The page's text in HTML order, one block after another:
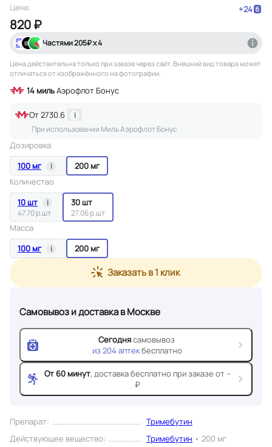
Препарат:
Тримебутин
Действующее вещество: Тримебутин • 200 мг
Цена: +24
820 ₽
Частями205₽ х 4
Цена действительна только при заказе через сайт. Внешний вид товара может
отличаться от изображённого на фотографии.
14 мильАэрофлот Бонус
От2730.6
i
При использовании Миль Аэрофлот Бонус
Дозировка
100 мг
i
200 мг
Количество
10 шт
i
47.70 р.шт
30 шт
27.06 р.шт
Масса
100 мг
i 200 мг
Заказать в 1 клик
Самовывоз и доставкав Москве
Сегоднясамовывоз
из 204 аптекбесплатно
От 60 минут, доставкабесплатно при заказе от --
₽